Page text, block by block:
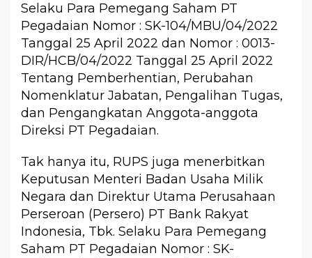
Selaku Para Pemegang Saham PT
Pegadaian Nomor : SK-104/MBU/04/2022
Tanggal 25 April 2022 dan Nomor : 0013-
DIR/HCB/04/2022 Tanggal 25 April 2022
Tentang Pemberhentian, Perubahan
Nomenklatur Jabatan, Pengalihan Tugas,
dan Pengangkatan Anggota-anggota
Direksi PT Pegadaian.
Tak hanya itu, RUPS juga menerbitkan
Keputusan Menteri Badan Usaha Milik
Negara dan Direktur Utama Perusahaan
Perseroan (Persero) PT Bank Rakyat
Indonesia, Tbk. Selaku Para Pemegang
Saham PT Pegadaian Nomor : SK-